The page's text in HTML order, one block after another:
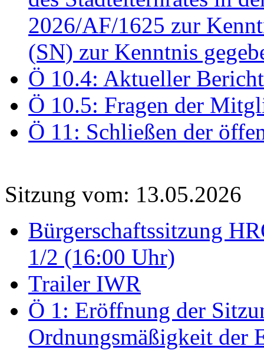
2026/AF/1625 zur
(SN) zur Kenntnis
Ö 10.4: Aktueller
Ö 10.5: Fragen der
Ö 11: Schließen der
Sitzung vom: 13.05.2026
Bürgerschaftssitzung
1/2 (16:00 Uhr)
Trailer IWR
Ö 1: Eröffnung der
Ordnungsmäßigkeit der